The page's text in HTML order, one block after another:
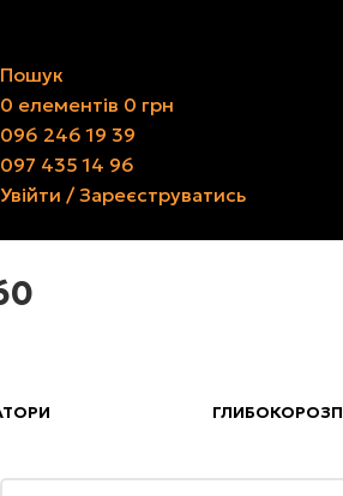
Пошук
0 елементів 0 грн
096 246 19 39
097 435 14 96
Увійти / Зареєструватись